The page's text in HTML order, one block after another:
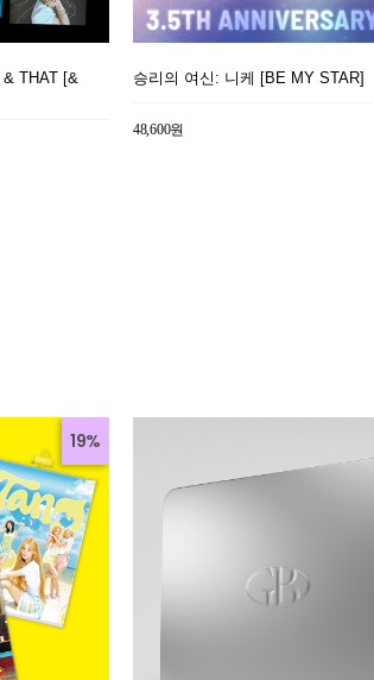
THAT [&
승리의 여신: 니케 [BE MY STAR]
48,600원
19%